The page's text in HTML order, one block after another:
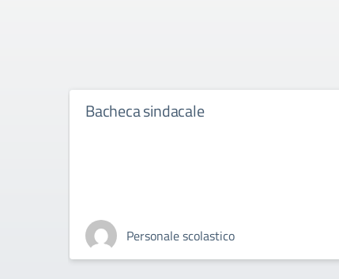
Bacheca sindacale
Personale scolastico